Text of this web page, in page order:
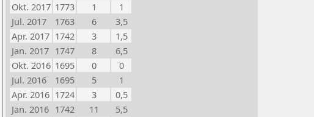
Okt. 2017 1773 1
1
Jul. 2017
1763 6
3,5
Apr. 2017 1742 3
1,5
Jan. 2017 1747 8
6,5
Okt. 2016 1695 0
0
Jul. 2016
1695 5
1
Apr. 2016 1724 3
0,5
Jan. 2016 1742 11
5,5